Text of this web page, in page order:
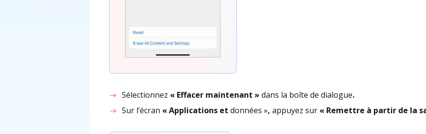
Sélectionnez « Effacer maintenant » dans la boîte de dialogue.
Sur l’écran « Applications et données », appuyez sur « Remettre à partir de la